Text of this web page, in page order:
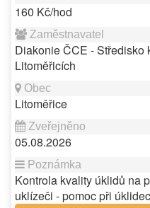
160 Kč/hod
Diakonie ČCE - Středisko
Litoměřicích
Litoměřice
05.08.2026
Kontrola kvality úklidů na
uklízeči - pomoc při